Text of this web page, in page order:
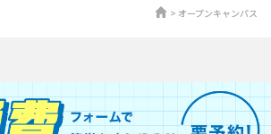
オープンキャンパス